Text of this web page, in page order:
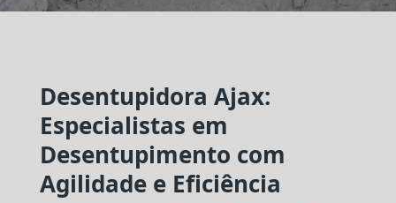
Desentupidora Ajax:
Especialistas em
Desentupimento com
Agilidade e Eficiência